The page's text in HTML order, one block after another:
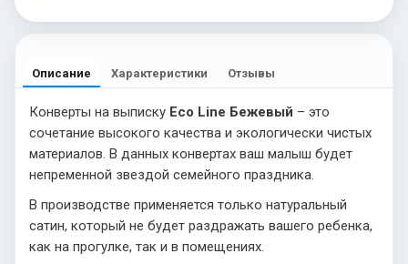
Описание Характеристики Отзывы
Конверты на выписку Eco Line Бежевый – это
сочетание высокого качества и экологически чистых
материалов. В данных конвертах ваш малыш будет
непременной звездой семейного праздника.
В производстве применяется только натуральный
сатин, который не будет раздражать вашего ребенка,
как на прогулке, так и в помещениях.